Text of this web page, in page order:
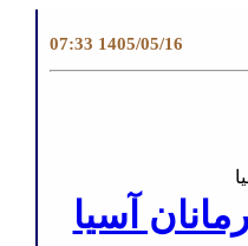
1405/05/16 07:33
آسیا